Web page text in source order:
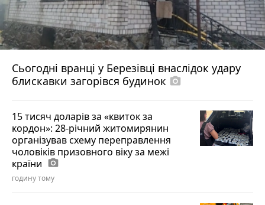
Сьогодні вранці у Березівці внаслідок удару
блискавки загорівся будинок photo_camera
15 тисяч доларів за «квиток за
кордон»: 28-річний житомирянин
організував схему переправлення
чоловіків призовного віку за межі
країни photo_camera
годину тому